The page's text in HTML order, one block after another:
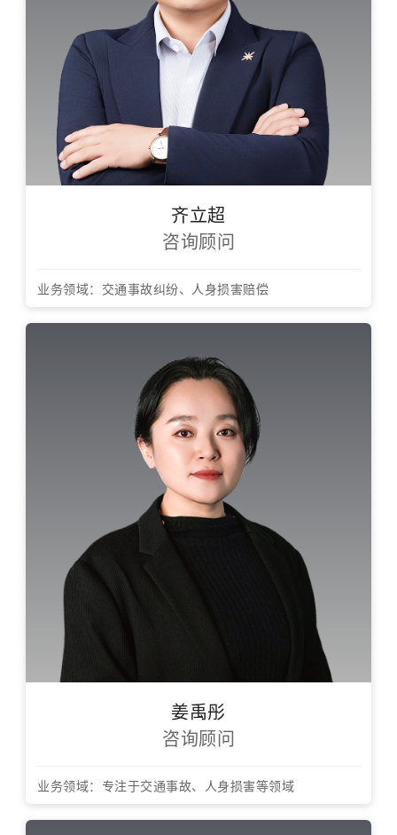
齐立超
咨询顾问
业务领域：交通事故纠纷、人身损害赔偿
姜禹彤
咨询顾问
业务领域：专注于交通事故、人身损害等领域